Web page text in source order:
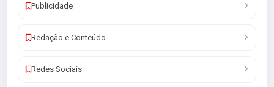
Publicidade
Redação e Conteúdo
Redes Sociais